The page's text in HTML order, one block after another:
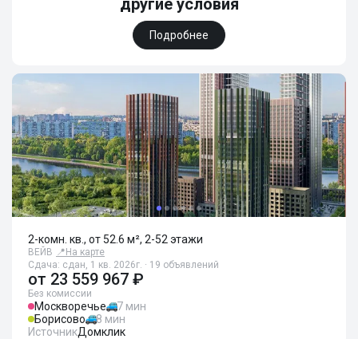
другие условия
Подробнее
2-комн. кв., от 52.6 м², 2-52 этажи
ВЕЙВ 📍 На карте
Сдача: сдан, 1 кв. 2026г. · 19 объявлений
от 23 559 967 ₽
Без комиссии
Москворечье
7 мин
Борисово
8 мин
ИсточникДомклик